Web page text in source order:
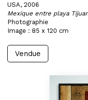
USA, 2006
Mexique entre playa
Photographie
Image : 85 x 120 cm
Vendue